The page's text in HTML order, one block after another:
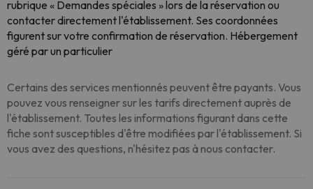
rubrique « Demandes spéciales » lors de la réservation ou
contacter directement l'établissement. Ses coordonnées
figurent sur votre confirmation de réservation. Hébergement
géré par un particulier
Certains des services mentionnés peuvent être payants. Vous
pouvez vous renseigner sur les tarifs directement auprès de
l'établissement. Toutes les informations figurant dans cette
fiche sont susceptibles d'être modifiées par l'établissement. Si
vous avez des questions, n'hésitez pas à nous contacter.